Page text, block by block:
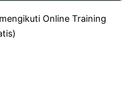
Online Training